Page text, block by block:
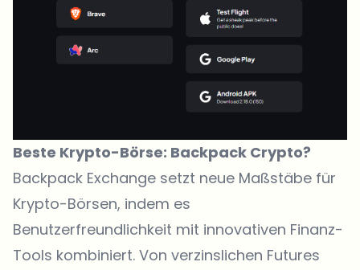
Beste Krypto-Börse: Backpack Crypto?
Backpack Exchange setzt neue Maßstäbe für
Krypto-Börsen, indem es
Benutzerfreundlichkeit mit innovativen Finanz-
Tools kombiniert. Von verzinslichen Futures